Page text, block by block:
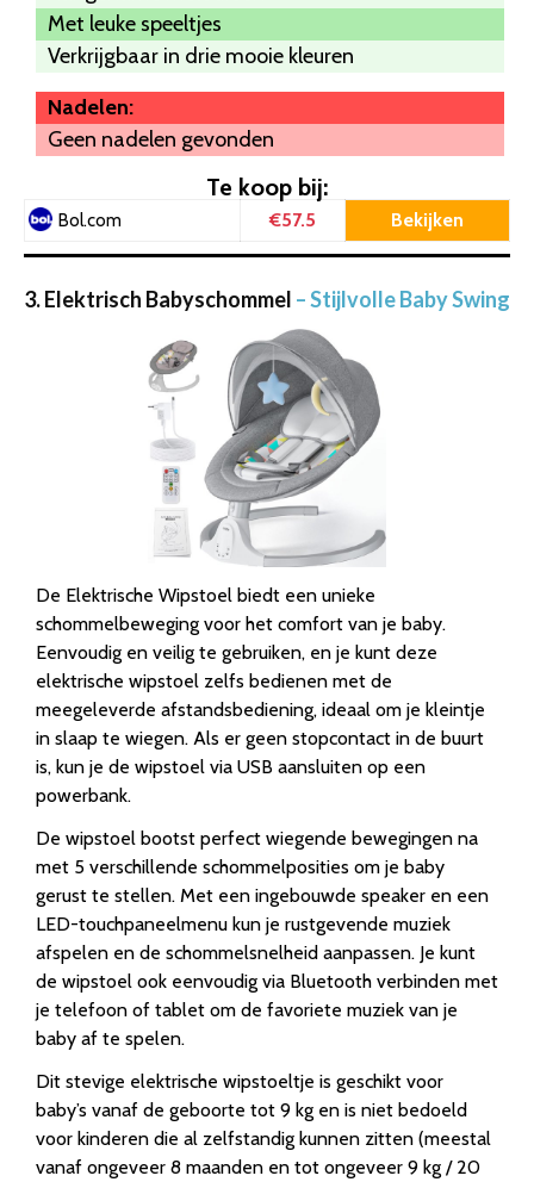
Met leuke speeltjes
Verkrijgbaar in drie mooie kleuren
Nadelen:
Geen nadelen gevonden
Te koop bij:
Bol.com €57.5 Bekijken
3. Elektrisch Babyschommel – Stijlvolle Baby Swing
De Elektrische Wipstoel biedt een unieke
schommelbeweging voor het comfort van je baby.
Eenvoudig en veilig te gebruiken, en je kunt deze
elektrische wipstoel zelfs bedienen met de
meegeleverde afstandsbediening, ideaal om je kleintje
in slaap te wiegen. Als er geen stopcontact in de buurt
is, kun je de wipstoel via USB aansluiten op een
powerbank.
De wipstoel bootst perfect wiegende bewegingen na
met 5 verschillende schommelposities om je baby
gerust te stellen. Met een ingebouwde speaker en een
LED-touchpaneelmenu kun je rustgevende muziek
afspelen en de schommelsnelheid aanpassen. Je kunt
de wipstoel ook eenvoudig via Bluetooth verbinden met
je telefoon of tablet om de favoriete muziek van je
baby af te spelen.
Dit stevige elektrische wipstoeltje is geschikt voor
baby’s vanaf de geboorte tot 9 kg en is niet bedoeld
voor kinderen die al zelfstandig kunnen zitten (meestal
vanaf ongeveer 8 maanden en tot ongeveer 9 kg / 20